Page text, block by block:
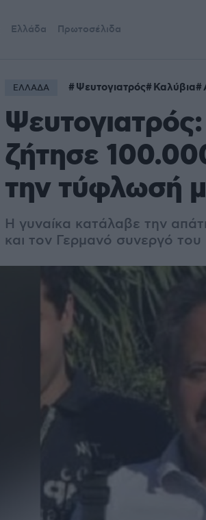
Ελλάδα Πρωτοσέλιδα
ΕΛΛΑΔΑ Ψευτογιατρός Καλύβια
ζήτησε
την τύφλωσή
Η γυναίκα κατάλαβε την
και τον Γερμανό συνεργό του